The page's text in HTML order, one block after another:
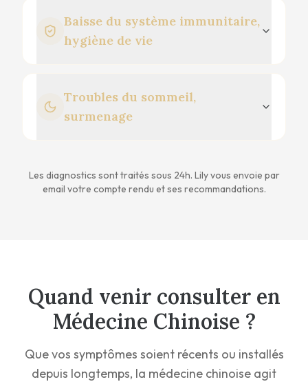
Baisse du système immunitaire,
hygiène de vie
Troubles du sommeil,
surmenage
Les diagnostics sont traités sous 24h. Lily vous envoie par
email votre compte rendu et ses recommandations.
Quand venir consulter en
Médecine Chinoise ?
Que vos symptômes soient récents ou installés
depuis longtemps, la médecine chinoise agit